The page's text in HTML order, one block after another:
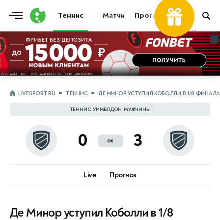
Теннис Матчи Прогнозы Новости
...
...
LIVESPORT.RU ТЕННИС ДЕ МИНОР УСТУПИЛ КОБОЛЛИ В 1/8
ТЕННИС. УИМБЛДОН. МУЖЧИНЫ
0 ок 3
Live Прогноз
Де Минор уступил Коболли в 1/8